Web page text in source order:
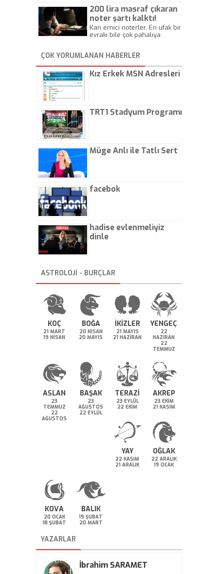
200 lira masraf çıkaran
noter şartı kalktı!
Kan emici noterler. En ufak bir
evrakı bile çok pahalıya
kaptırıyorsunuz. - Kayhan
Gezenti
ÇOK YORUMLANAN HABERLER
Kız Erkek MSN Adresleri
TRT1 Stadyum Programı
Müge Anlı ile Tatlı Sert
facebok
hadise evlenmeliyiz
dinle
ASTROLOJİ - BURÇLAR
KOÇ
21 MART
19 NİSAN
BOĞA
20 NİSAN
20 MAYIS
İKİZLER
21 MAYIS
21 HAZİRAN
YENGEÇ
22
HAZİRAN
22
TEMMUZ
ASLAN
23
TEMMUZ
22
AĞUSTOS
BAŞAK
23
AĞUSTOS
22 EYLÜL
TERAZİ
23 EYLÜL
22 EKİM
AKREP
23 EKİM
21 KASIM
YAY
22 KASIM
21 ARALIK
OĞLAK
22 ARALIK
19 OCAK
KOVA
20 OCAK
18 ŞUBAT
BALIK
19 ŞUBAT
20 MART
YAZARLAR
İbrahim SARAMET